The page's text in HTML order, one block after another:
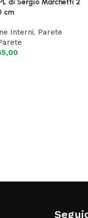
di Sergio Marchetti 2
cm
Interni, Parete